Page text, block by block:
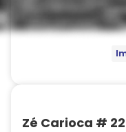
Zé Carioca #